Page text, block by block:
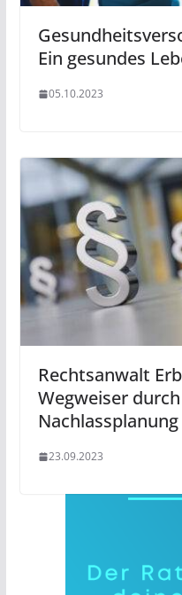
Ein gesundes
05.10.2023
Rechtsanwalt
Wegweiser
23.09.2023